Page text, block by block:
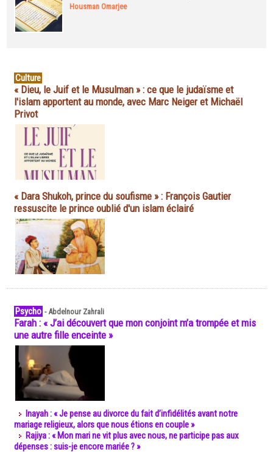
Housman Omarjee
Culture
« Dieu, le Juif et le Musulman » : ce que le judaïsme et
l'islam apportent au monde, avec Marc Neiger et Michaël
Privot
« Dara Shukoh, prince du soufisme » : François Gautier
ressuscite le prince oublié d'un islam éclairé
Psycho -Abdelnour Zahrali
Farah : « J’ai découvert que mon conjoint m’a trompée et mis
une autre fille enceinte »
Inayah : « Je pense au divorce du fait d’infidélités avant notre
mariage religieux, alors que nous étions en couple »
Rajiya : « Mon mari ne vit plus avec nous, ne participe pas aux
dépenses : suis-je encore mariée ? »